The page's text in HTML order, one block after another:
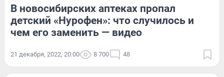
В новосибирских аптеках пропал
детский «Нурофен»: что случилось и
чем его заменить — видео
21 декабря, 2022, 20:00 8 700 48